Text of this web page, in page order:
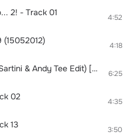
2! - Track 01 4:52
(15052012) 4:18
White Horse (Samuele Sartini & Andy Tee Edit) [FDM] 6:25
02 4:35
13 3:50